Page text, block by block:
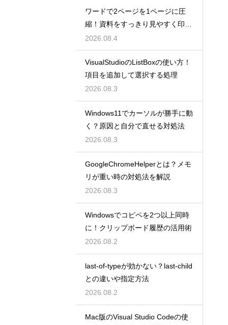
ワードで2ページを1ページに圧
縮！資料をすっきり見やすく印刷
する設定
2026.08.4
VisualStudioのListBoxの使い方！
項目を追加して選択する処理
2026.08.3
Windows11でカーソルが勝手に動
く？原因と自分で直せる対処法
2026.08.3
GoogleChromeHelperとは？メモ
リが重い時の対処法を解説
2026.08.3
Windowsでコピペを2つ以上同時
に！クリップボード履歴の活用術
2026.08.2
last-of-typeが効かない？last-child
との違いや指定方法
2026.08.2
Mac版のVisual Studio Codeの使